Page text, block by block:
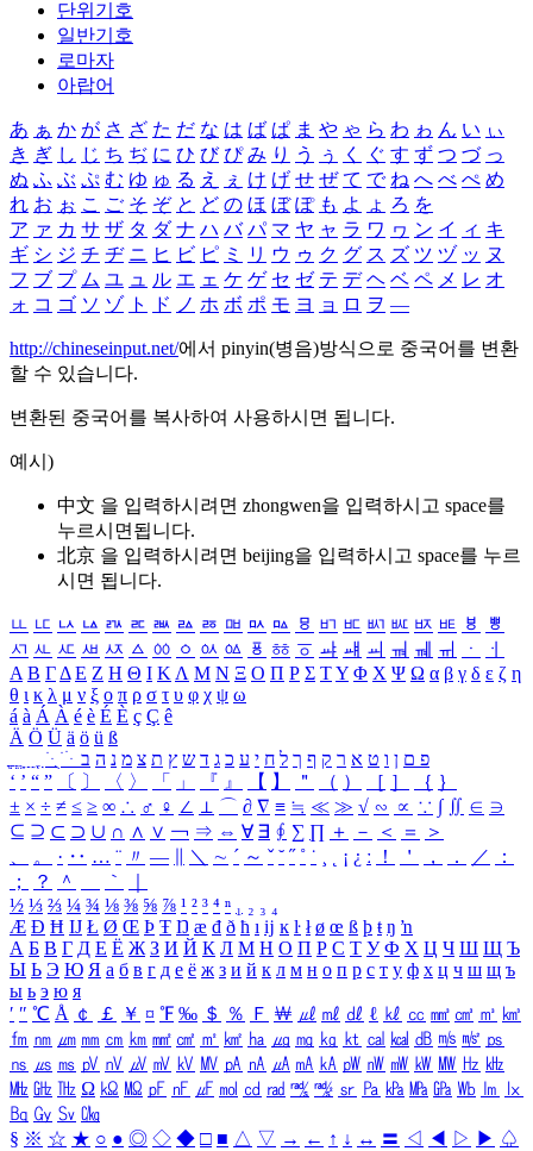
단위기호
일반기호
로마자
아랍어
あ ぁ か が さ ざ た だ な は ば ぱ ま や ゃ ら わ ゎ ん い ぃ
き ぎ し じ ち ぢ に ひ び ぴ み り う ぅ く ぐ す ず つ づ っ
ぬ ふ ぶ ぷ む ゆ ゅ る え ぇ け げ せ ぜ て で ね へ べ ぺ め
れ お ぉ こ ご そ ぞ と ど の ほ ぼ ぽ も よ ょ ろ を
ア ァ カ サ ザ タ ダ ナ ハ バ パ マ ヤ ャ ラ ワ ヮ ン イ ィ キ
ギ シ ジ チ ヂ ニ ヒ ビ ピ ミ リ ウ ゥ ク グ ス ズ ツ ヅ ッ ヌ
フ ブ プ ム ユ ュ ル エ ェ ケ ゲ セ ゼ テ デ ヘ ベ ペ メ レ オ
ォ コ ゴ ソ ゾ ト ド ノ ホ ボ ポ モ ヨ ョ ロ ヲ ―
http://chineseinput.net/에서 pinyin(병음)방식으로 중국어를 변환
할 수 있습니다.
변환된 중국어를 복사하여 사용하시면 됩니다.
예시)
中文 을 입력하시려면 zhongwen을 입력하시고 space를
누르시면됩니다.
北京 을 입력하시려면 beijing을 입력하시고 space를 누르
시면 됩니다.
ㅥ ㅦ ㅧ ㅨ ㅩ ㅪ ㅫ ㅬ ㅭ ㅮ ㅯ ㅰ ㅱ ㅲ ㅳ ㅴ ㅵ ㅶ ㅷ ㅸ
ㅹ
ㅺ ㅻ ㅼ ㅽ ㅾ ㅿ ㆀ ㆁ ㆂ ㆃ ㆄ ㆅ ㆆ ㆇ ㆈ ㆉ ㆊ ㆋ ㆌ ㆍ
ㆎ
Α Β ΓΔ Ε Ζ Η Θ Ι ΚΛ Μ Ν Ξ Ο Π Ρ Σ ΤΥ Φ Χ Ψ Ω α β γ δ ε ζ η
θ ι κ λ μ ν ξ ο π ρ σ τ υ φ χ ψ ω
á à Á À é è É È ç Ç ê
Ä Ö Ü ä ö ü ß
ִֶֹ ֻּ ׁׂ פ ם ן ו ט א ר ק ף ך ל ח י ע כ ג ד ש ץ ת צ מ נ ה ב
‘ ’ “ ” 〔 〕 〈 〉 「 」 『 』 【 】 ＂ （ ） ［ ］ ｛ ｝
± × ÷ ≠ ≤ ≥ ∞ ∴ ♂ ♀ ∠ ⊥ ⌒ ∂ ∇ ≡ ≒ ≪ ≫ √ ∽ ∝ ∵ ∫ ∬ ∈ ∋
⊆ ⊇ ⊂ ⊃ ∪ ∩ ∧ ∨ ￢ ⇒ ⇔ ∀ ∃ ∮ ∑ ∏ ＋ － ＜ ＝
＞
、
。 · ‥ … ¨ 〃 ― ＼ ∼ ´ ～ ˇ ˘ ˝ ˚ ˙ ¸ ¡ ¿ ː ！ ＇ ， ． ／
：
；
？ ＾ ｀
½ ⅓ ⅔ ¼ ¾ ⅛ ⅜ ⅝ ⅞ ¹ ² ³ ⁴ ⁿ ₁ ₂ ₃ ₄
Æ Ð Ħ Ĳ Ł Ø Œ Þ Ŧ Ŋ æ đ ð ħ ı ĳ ĸ ŀ ł ø œ ß þ ŧ ŋ ŉ
А Б В Г Д Е Ё Ж З И Й К Л М Н О П Р С Т У Ф Х Ц Ч Ш Щ Ъ
Ы Ь Э Ю Я а б в г д е ё ж з и й к л м н о п р с т у ф х ц ч ш щ ъ
ы ь э ю я
′ ″ ℃ Å ￠ ￡ ￥ ¤ ℉ ‰ ＄ ％ Ｆ ￦ ㎕ ㎖ ㎗ ℓ ㎘ ㏄ ㎣ ㎤ ㎥ ㎦
㎙ ㎚ ㎛ ㎜ ㎝ ㎞ ㎟ ㎠ ㎡ ㎢ ㏊ ㎍ ㎎ ㎏ ㏏ ㎈ ㎉ ㏈ ㎧ ㎨ ㎰
㎱ ㎲ ㎳ ㎴ ㎵ ㎶ ㎷ ㎸ ㎹ ㎀ ㎁ ㎂ ㎃ ㎄ ㎺ ㎻ ㎽ ㎾ ㎿ ㎐ ㎑
㎒ ㎓ ㎔ Ω ㏀ ㏁ ㎊ ㎋ ㎌ ㏖ ㏅ ㎭ ㎮ ㎯ ㏛ ㎩ ㎪ ㎫ ㎬ ㏝ ㏐
㏓
㏃ ㏉ ㏜ ㏆
§ ※ ☆ ★ ○ ● ◎ ◇ ◆ □ ■ △ ▽ → ← ↑ ↓ ↔ 〓 ◁ ◀ ▷ ▶ ♤